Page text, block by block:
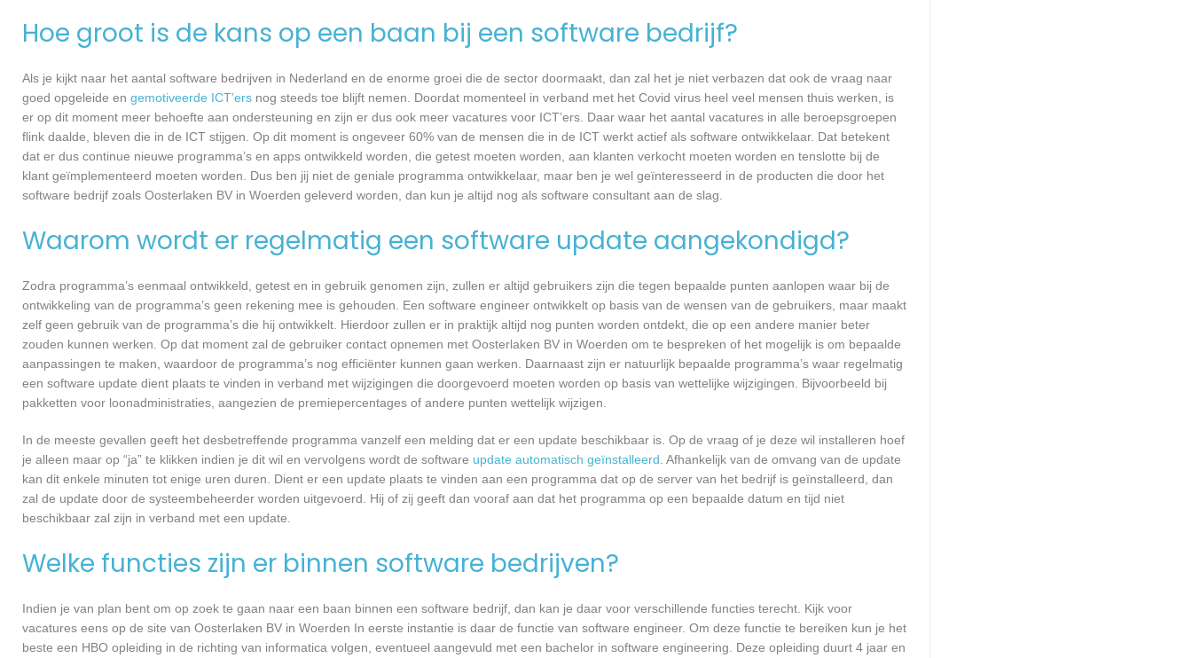
Hoe groot is de kans op een baan bij een software bedrijf?
Als je kijkt naar het aantal software bedrijven in Nederland en de enorme groei die de sector doormaakt, dan zal het je niet verbazen dat ook de vraag naar
goed opgeleide en gemotiveerde ICT’ers nog steeds toe blijft nemen. Doordat momenteel in verband met het Covid virus heel veel mensen thuis werken, is
er op dit moment meer behoefte aan ondersteuning en zijn er dus ook meer vacatures voor ICT’ers. Daar waar het aantal vacatures in alle beroepsgroepen
flink daalde, bleven die in de ICT stijgen. Op dit moment is ongeveer 60% van de mensen die in de ICT werkt actief als software ontwikkelaar. Dat betekent
dat er dus continue nieuwe programma’s en apps ontwikkeld worden, die getest moeten worden, aan klanten verkocht moeten worden en tenslotte bij de
klant geïmplementeerd moeten worden. Dus ben jij niet de geniale programma ontwikkelaar, maar ben je wel geïnteresseerd in de producten die door het
software bedrijf zoals Oosterlaken BV in Woerden geleverd worden, dan kun je altijd nog als software consultant aan de slag.
Waarom wordt er regelmatig een software update aangekondigd?
Zodra programma’s eenmaal ontwikkeld, getest en in gebruik genomen zijn, zullen er altijd gebruikers zijn die tegen bepaalde punten aanlopen waar bij de
ontwikkeling van de programma’s geen rekening mee is gehouden. Een software engineer ontwikkelt op basis van de wensen van de gebruikers, maar maakt
zelf geen gebruik van de programma’s die hij ontwikkelt. Hierdoor zullen er in praktijk altijd nog punten worden ontdekt, die op een andere manier beter
zouden kunnen werken. Op dat moment zal de gebruiker contact opnemen met Oosterlaken BV in Woerden om te bespreken of het mogelijk is om bepaalde
aanpassingen te maken, waardoor de programma’s nog efficiënter kunnen gaan werken. Daarnaast zijn er natuurlijk bepaalde programma’s waar regelmatig
een software update dient plaats te vinden in verband met wijzigingen die doorgevoerd moeten worden op basis van wettelijke wijzigingen. Bijvoorbeeld bij
pakketten voor loonadministraties, aangezien de premiepercentages of andere punten wettelijk wijzigen.
In de meeste gevallen geeft het desbetreffende programma vanzelf een melding dat er een update beschikbaar is. Op de vraag of je deze wil installeren hoef
je alleen maar op “ja” te klikken indien je dit wil en vervolgens wordt de software update automatisch geïnstalleerd . Afhankelijk van de omvang van de update
kan dit enkele minuten tot enige uren duren. Dient er een update plaats te vinden aan een programma dat op de server van het bedrijf is geïnstalleerd, dan
zal de update door de systeembeheerder worden uitgevoerd. Hij of zij geeft dan vooraf aan dat het programma op een bepaalde datum en tijd niet
beschikbaar zal zijn in verband met een update.
Welke functies zijn er binnen software bedrijven?
Indien je van plan bent om op zoek te gaan naar een baan binnen een software bedrijf, dan kan je daar voor verschillende functies terecht. Kijk voor
vacatures eens op de site van Oosterlaken BV in Woerden In eerste instantie is daar de functie van software engineer. Om deze functie te bereiken kun je het
beste een HBO opleiding in de richting van informatica volgen, eventueel aangevuld met een bachelor in software engineering. Deze opleiding duurt 4 jaar en